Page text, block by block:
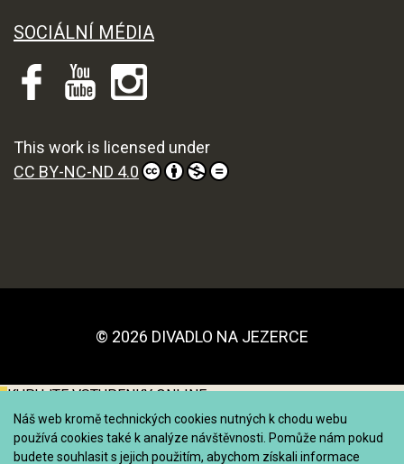
SOCIÁLNÍ MÉDIA
This work is licensed under
CC BY-NC-ND 4.0
© 2026 DIVADLO NA JEZERCE
Náš web kromě technických cookies nutných k chodu webu
používá cookies také k analýze návštěvnosti. Pomůže nám pokud
budete souhlasit s jejich použitím, abychom získali informace
KUPUJTE VSTUPENKY ONLINE